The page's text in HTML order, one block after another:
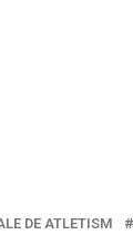
DE ATLETISM